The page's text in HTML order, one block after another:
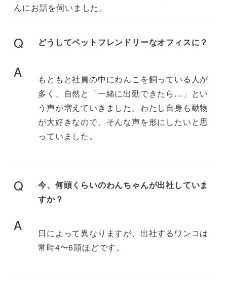
んにお話を伺いました。
Q どうしてペットフレンドリーなオフィスに？
A
もともと社員の中にわんこを飼っている人が
多く、自然と「一緒に出勤できたら…」とい
う声が増えていきました。わたし自身も動物
が大好きなので、そんな声を形にしたいと思
っていました。
Q
今、何頭くらいのわんちゃんが出社していま
すか？
A
日によって異なりますが、出社するワンコは
常時4〜6頭ほどです。